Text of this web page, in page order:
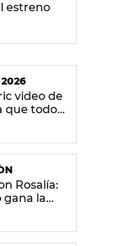
estreno
video de
que todos
Rosalía:
gana la